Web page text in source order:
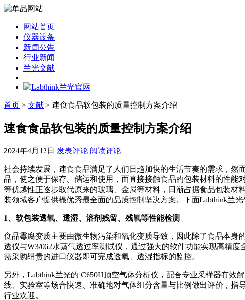
网站首页
仪器设备
新闻公告
行业新闻
兰光文献
首页 > 文献 > 速食食品软包装的质量控制方案介绍
速食食品软包装的质量控制方案介绍
2024年4月12日 发表评论 阅读评论
社会持续发展，速食食品满足了人们日趋加快的生活节奏的需求，
品，使之便于保存、储运和使用，而直接接触食品的包装材料的性
等优越性正逐步取代原来的玻璃、金属等材料，日渐占据食品包装
装领域客户提供樶优秀最全面的品质控制坚决方案。下面Labthink兰
1、软包装透氧、透湿、溶剂残留、残氧等性能检测
食品霉腐变质主要由微生物污染和氧化变质导致，因此除了食品本
透仪与W3/062水蒸气透过率测试仪，通过强大的软件功能实现高精
需采购昂贵的进口仪器即可完成透氧、透湿指标的监控。
另外，Labthink兰光的 C650H顶空气体分析仪，配合专业采样器有
线、实验室等场合快速、准确地对气体组分含量与比例做出评价，
行业欢迎。